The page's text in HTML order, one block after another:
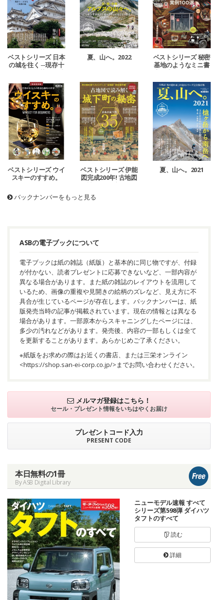
ベストシリーズ 日本
の城を往く ─現存十
二天守と三英傑の城
─
夏、山へ。2022
ベストシリーズ 秘密
基地のようなミニ書
斎＆小屋＆趣味部屋
ベストシリーズ ウイ
スキーのすすめ。
ベストシリーズ 伊能
図完成200年! 古地図
で読み解く城下町の
夏、山へ。2021
バックナンバーをもっと見る
ASBの電子ブックについて
電子ブックは紙の雑誌（紙版）と基本的に同じ物ですが、付録
が付かない、読者プレゼントに応募できないなど、一部内容が
異なる場合があります。また紙の雑誌のレイアウトを流用して
いるため、画像の重複や見開きの絵柄のズレなど、見え方に不
具合が生じているページが存在します。バックナンバーは、紙
版発売当時の記事が掲載されています。現在の情報とは異なる
場合があります。一部原本からスキャニングしたページには、
多少の汚れなどがあります。発売後、内容の一部もしくは全て
を更新することがあります。あらかじめご了承ください。
※紙版をお求めの際はお近くの書店、または三栄オンライン
<https://shop.san-ei-corp.co.jp/>までお問い合わせください。
メルマガ登録はこちら！
セール・プレゼント情報をいちはやくお届け
プレゼントコード入力
PRESENT CODE
本日無料の1冊
By ASB Digital Library
ニューモデル速報 すべて
シリーズ第598弾 ダイハツ
タフトのすべて
読む
詳細